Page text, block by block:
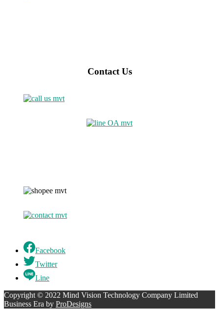
Contact Us
Facebook
Twitter
Line
Copyright © 2022 Mind Vision Technology Company Limited
Business Era by ProDesigns